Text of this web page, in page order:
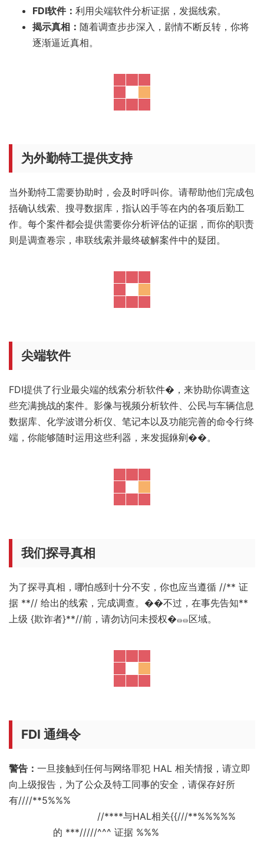
FDI软件： 利用尖端软件分析证据，发掘线索。
揭示真相： 随着调查步步深入，剧情不断反转，你将
逐渐逼近真相。
为外勤特工提供支持
当外勤特工需要协助时，会及时呼叫你。请帮助他们完成包
括确认线索、搜寻数据库，指认凶手等在内的各项后勤工
作。每个案件都会提供需要你分析评估的证据，而你的职责
则是调查卷宗，串联线索并最终破解案件中的疑团。
尖端软件
FDI提供了行业最尖端的线索分析软件�，来协助你调查这
些充满挑战的案件。影像与视频分析软件、公民与车辆信息
数据库、化学波谱分析仪、笔记本以及功能完善的命令行终
端，你能够随时运用这些利器，来发掘銝剜��。
我们探寻真相
为了探寻真相，哪怕感到十分不安，你也应当遵循 //** 证
据 **// 给出的线索，完成调查。��不过，在事先告知**
上级 {欺诈者}**//前，请勿访问未授权�⏛⏛区域。
FDI 通缉令
警告： 一旦接触到任何与网络罪犯 HAL 相关情报，请立即
向上级报告，为了公众及特工同事的安全，请保存好所
有////**5%%%
‎ ‎ ‎ ‎ ‎ ‎ ‎ ‎ ‎ ‎ ‎ ‎ ‎ ‎ ‎ ‎ ‎ ‎ ‎ ‎ ‎ ‎ ‎ ‎ ‎ ‎ ‎ ‎ ‎ ‎ //****与HAL相关{{///**%%%%%
‎ ‎ ‎ ‎ ‎ ‎ ‎ ‎ ‎ ‎ ‎ ‎ ‎ ‎ ‎ 的 ***/////^^^ 证据 %%%